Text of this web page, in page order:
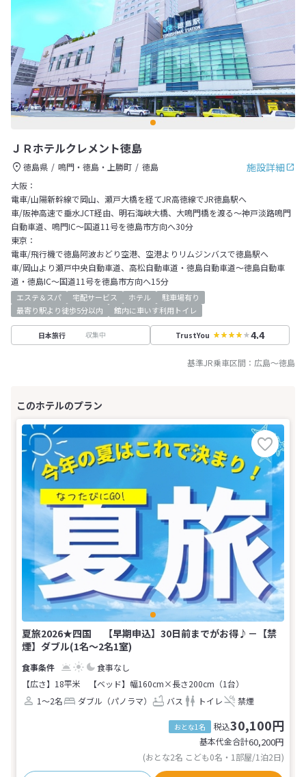
ＪＲホテルクレメント徳島
施設詳細
徳島県 鳴門・徳島・上勝町
徳島
大阪：
電車/山陽新幹線で岡山、瀬戸大橋を経てJR高徳線でJR徳島駅へ
車/阪神高速で垂水JCT経由、明石海峡大橋、大鳴門橋を渡る～神戸淡路鳴門
自動車道、鳴門IC～国道11号を徳島市方向へ30分
東京：
電車/飛行機で徳島阿波おどり空港、空港よりリムジンバスで徳島駅へ
車/岡山より瀬戸中央自動車道、高松自動車道・徳島自動車道～徳島自動車
道・徳島IC～国道11号を徳島市方向へ15分
エステ＆スパ 宅配サービス ホテル
駐車場有り
最寄り駅より徒歩5分以内
館内に車いす利用トイレ
日本旅行 収集中 TrustYou 4.4
基準JR乗車区間： 広島～徳島
夏旅2026★四国 【早期申込】30日前までがお得♪－【禁
煙】ダブル(1名～2名1室)
食事なし
【広さ】18平米
【ベッド】幅160cm×長さ200cm（1台）
1～2名
ダブル（パノラマ） バス トイレ 禁煙
おとな1名 税込30,100円
基本代金合計60,200円
(おとな2名 こども0名・1部屋/1泊2日)